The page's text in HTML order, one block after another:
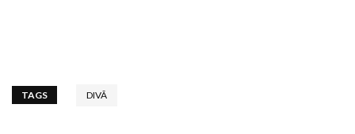
TAGS DIVÃ